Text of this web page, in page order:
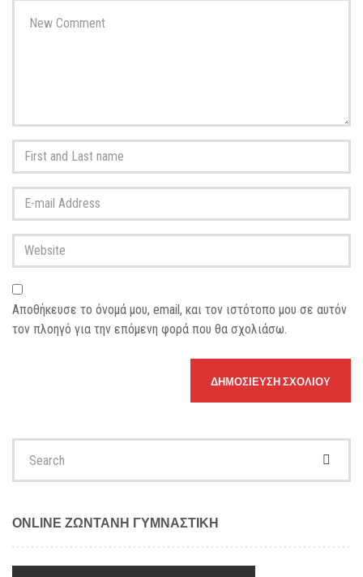
comment*
First
and
Last
name*
mail
Address*
Website
Αποθήκευσε το όνομά μου, email, και τον ιστότοπο μου σε αυτόν
τον πλοηγό για την επόμενη φορά που θα σχολιάσω.
ONLINE ΖΩΝΤΑΝΗ ΓΥΜΝΑΣΤΙΚΗ